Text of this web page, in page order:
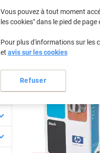
Diconix
Trier par :
Vous pouvez à tout moment
les cookies" dans le pied de
Pour plus d'informations sur les
et avis sur les cookies
Refuser